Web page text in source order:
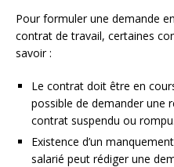
Pour formuler une demande
contrat de travail, certaines
savoir :
Le contrat doit être en
possible de demander une
contrat suspendu ou rompu.
Existence d’un
salarié peut rédiger une